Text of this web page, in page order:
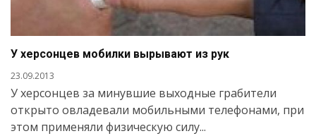
У херсонцев мобилки вырывают из рук
23.09.2013
У херсонцев за минувшие выходные грабители
открыто овладевали мобильными телефонами, при
этом применяли физическую силу...